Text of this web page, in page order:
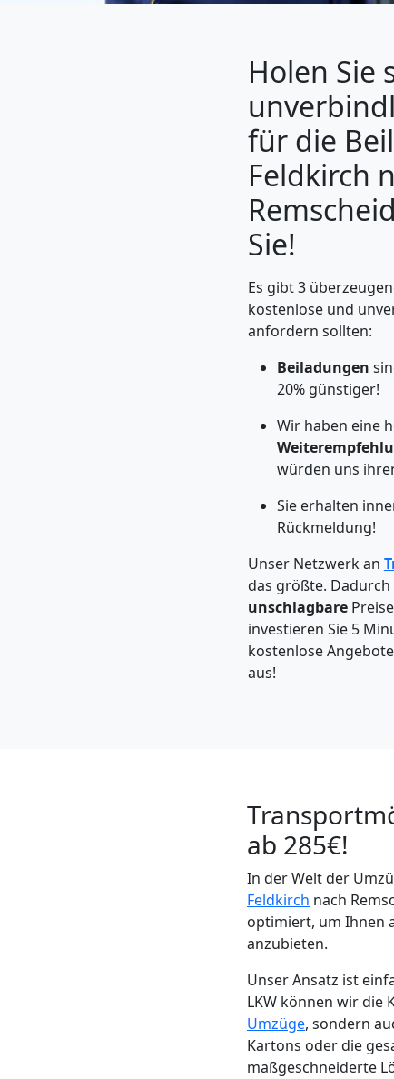
Holen Sie
für die
Feldkirch
Sie!
Es gibt 3
kostenlose und
anfordern sollten:
Beiladungen
20% günstiger!
Wir haben eine
würden uns
Sie erhalten
Rückmeldung!
Unser Netzwerk an
das größte. Dadurch
unschlagbare
investieren Sie 5
kostenlose
aus!
ab 285€!
In der Welt der
Feldkirch nach
optimiert, um Ihnen
anzubieten.
Unser Ansatz ist
LKW können wir die
Umzüge, sondern
Kartons oder die
maßgeschneiderte